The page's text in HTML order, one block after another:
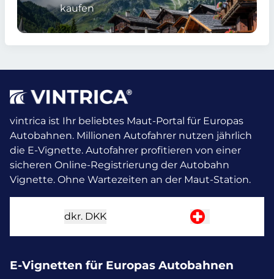
kaufen
vintrica ist Ihr beliebtes Maut-Portal für Europas
Autobahnen. Millionen Autofahrer nutzen jährlich
die E-Vignette. Autofahrer profitieren von einer
sicheren Online-Registrierung der Autobahn
Vignette. Ohne Wartezeiten an der Maut-Station.
dkr. DKK
E-Vignetten für Europas Autobahnen